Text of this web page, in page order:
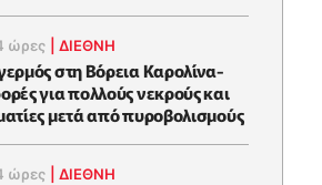
ώρες |ΔΙΕΘΝΗ
στη Βόρεια Καρολίνα-
για πολλούς νεκρούς και
μετά από πυροβολισμούς
ώρες |ΔΙΕΘΝΗ